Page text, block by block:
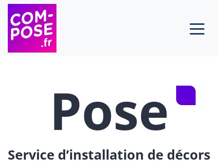
Skip to content
Pose
Service d’installation de décors